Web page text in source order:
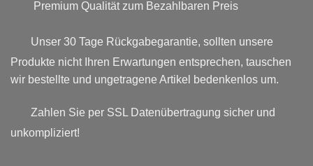
Premium Qualität zum Bezahlbaren Preis
Unser 30 Tage Rückgabegarantie, sollten unsere
Produkte nicht Ihren Erwartungen entsprechen, tauschen
wir bestellte und ungetragene Artikel bedenkenlos um.
Zahlen Sie per SSL Datenübertragung sicher und
unkompliziert!